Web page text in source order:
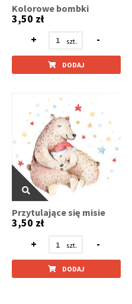
Kolorowe bombki
3,50 zł
+
-
DODAJ
Przytulające się misie
3,50 zł
+
-
DODAJ